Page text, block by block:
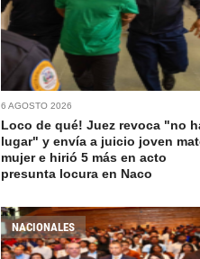
6 AGOSTO 2026
Loco de qué! Juez revoca "no
lugar" y envía a juicio joven
mujer e hirió 5 más en acto
presunta locura en Naco
NACIONALES